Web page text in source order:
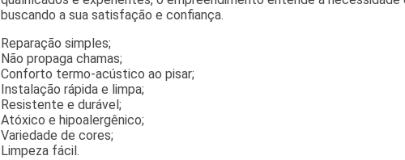
buscando a sua satisfação e confiança.
Reparação simples;
Não propaga chamas;
Conforto termo-acústico ao pisar;
Instalação rápida e limpa;
Resistente e durável;
Atóxico e hipoalergênico;
Variedade de cores;
Limpeza fácil.